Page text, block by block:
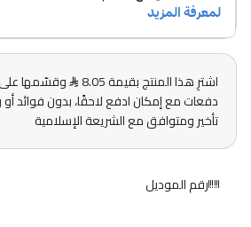
اشترِ هذا المنتج بقيمة 8.05
دفعات مع إمكان ادفع لاحقًا، بدون فوائد
تأخير ومتوافق مع الشريعة الإسلامية
رقم الموديل